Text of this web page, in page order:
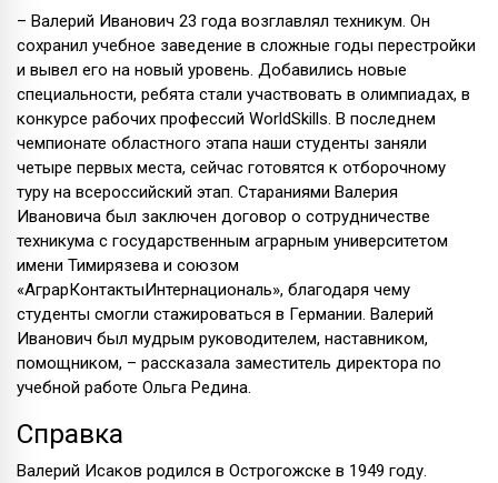
– Валерий Иванович 23 года возглавлял техникум. Он
сохранил учебное заведение в сложные годы перестройки
и вывел его на новый уровень. Добавились новые
специальности, ребята стали участвовать в олимпиадах, в
конкурсе рабочих профессий WorldSkills. В последнем
чемпионате областного этапа наши студенты заняли
четыре первых места, сейчас готовятся к отборочному
туру на всероссийский этап. Стараниями Валерия
Ивановича был заключен договор о сотрудничестве
техникума с государственным аграрным университетом
имени Тимирязева и союзом
«АграрКонтактыИнтернациональ», благодаря чему
студенты смогли стажироваться в Германии. Валерий
Иванович был мудрым руководителем, наставником,
помощником, – рассказала заместитель директора по
учебной работе Ольга Редина.
Справка
Валерий Исаков родился в Острогожске в 1949 году.